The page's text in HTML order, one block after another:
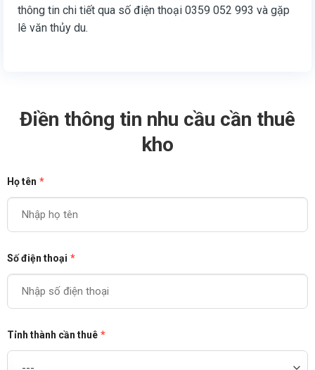
thông tin chi tiết qua số điện thoại 0359 052 993 và gặp
lê văn thủy du.
Điền thông tin nhu cầu cần thuê
kho
Họ tên *
Số điện thoại *
Tỉnh thành cần thuê *